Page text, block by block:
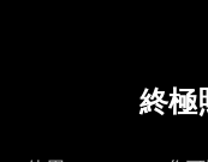
終極